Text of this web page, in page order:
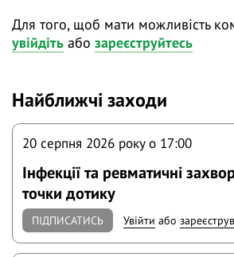
Для того, щоб мати можливість
увійдіть або зареєструйтесь
Найближчі заходи
20 серпня 2026 року o 17:00
Інфекції та ревматичні
точки дотику
ПІДПИСАТИСЬ Увійти або